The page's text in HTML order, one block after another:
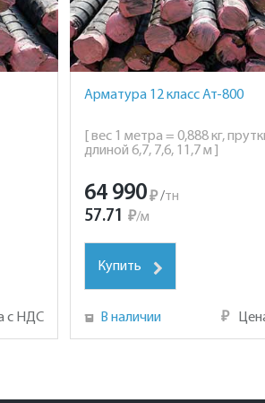
с НДС
Арматура 12 класс Ат-800
[ вес 1 метра = 0,888 кг,
длиной 6,7, 7,6, 11,7 м ]
64 990₽ /тн
57.71 ₽/м
Купить
В наличии ₽